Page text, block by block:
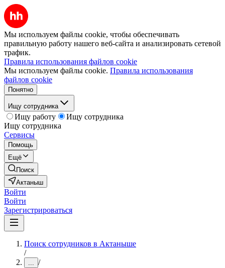
Мы используем файлы cookie, чтобы обеспечивать
правильную работу нашего веб-сайта и анализировать сетевой
трафик.
Правила использования файлов cookie
Мы используем файлы cookie. Правила использования
файлов cookie
Понятно
Ищу сотрудника
Ищу работу
Ищу сотрудника
Ищу сотрудника
Сервисы
Помощь
Ещё
Поиск
Актаныш
Войти
Войти
Зарегистрироваться
Поиск сотрудников в Актаныше
/
... /